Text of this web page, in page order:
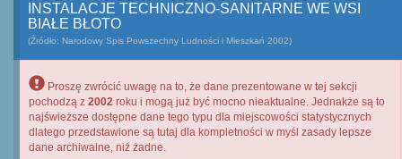
INSTALACJE TECHNICZNO-SANITARNE WE WSI
BIAŁE BŁOTO
(Źródło: Narodowy Spis Powszechny Ludności i Mieszkań 2002)
Proszę zwrócić uwagę na to, że dane prezentowane w tej sekcji
pochodzą z 2002 roku i mogą już być mocno nieaktualne. Jednakże są to
najświeższe dostępne dane tego typu dla miejscowości statystycznych
dlatego przedstawione są tutaj dla kompletności w myśl zasady lepsze
dane archiwalne, niż żadne.